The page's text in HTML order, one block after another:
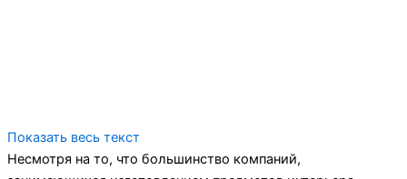
Показать весь текст
Несмотря на то, что большинство компаний,